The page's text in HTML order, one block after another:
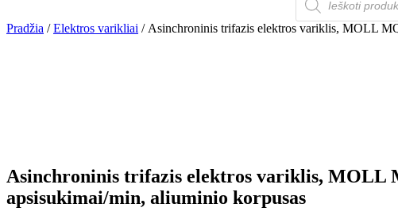
search
Pradžia /Elektros varikliai / Asinchroninis trifazis elektros variklis, MOLL
Asinchroninis trifazis elektros variklis, MOLL
apsisukimai/min, aliuminio korpusas